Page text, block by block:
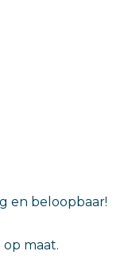
en beloopbaar!
maat.